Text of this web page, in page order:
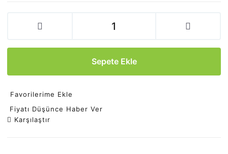
Sepete Ekle
Favorilerime Ekle
Fiyatı Düşünce Haber Ver
Karşılaştır